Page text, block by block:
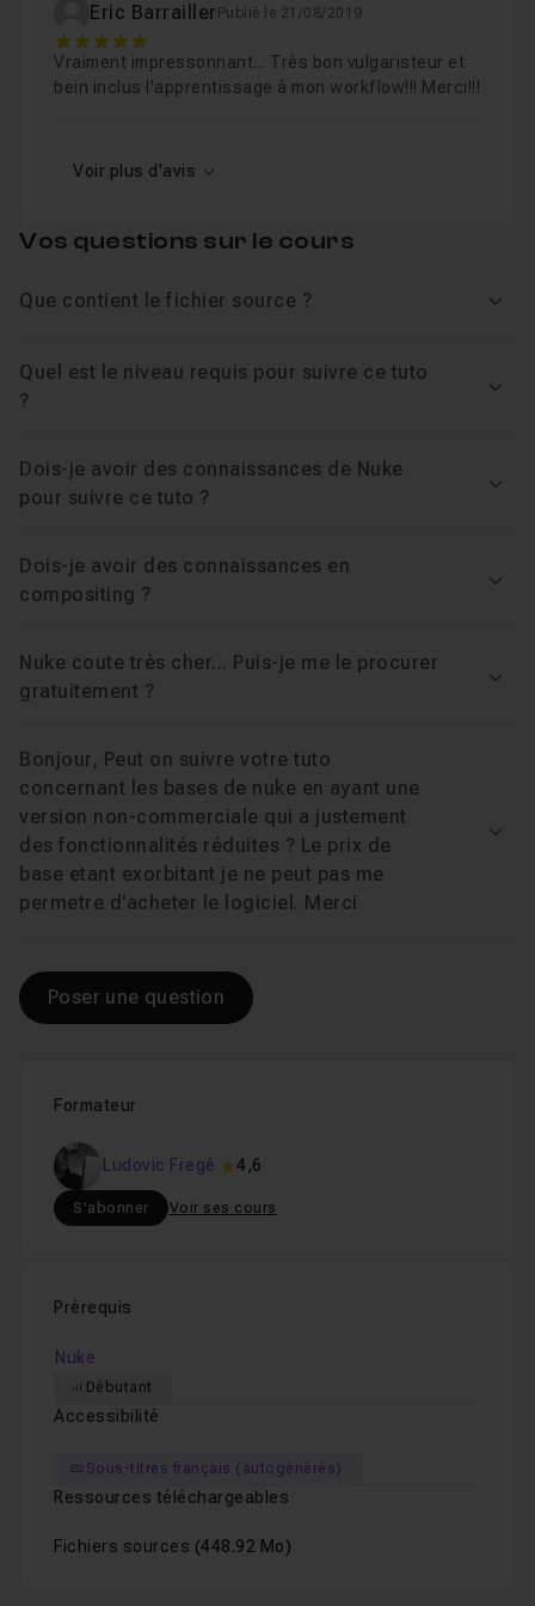
Eric Barrailler Publié le 21/08/2019
5
Vraiment impressonnant... Très bon vulgaristeur et
bein inclus l'apprentissage à mon workflow!!! Merci!!!
Voir plus d'avis
Formateur
Ludovic Fregé 4,6
S'abonner Voir ses cours
Prérequis
Nuke
Débutant
Accessibilité
Sous-titres français (autogénérés)
Ressources téléchargeables
Fichiers sources (448.92 Mo)
Vos questions sur le cours
Que contient le fichier source ?
Quel est le niveau requis pour suivre ce tuto
?
Dois-je avoir des connaissances de Nuke
pour suivre ce tuto ?
Dois-je avoir des connaissances en
compositing ?
Nuke coute très cher... Puis-je me le procurer
gratuitement ?
Bonjour, Peut on suivre votre tuto
concernant les bases de nuke en ayant une
version non-commerciale qui a justement
des fonctionnalités réduites ? Le prix de
base etant exorbitant je ne peut pas me
permetre d'acheter le logiciel. Merci
Poser une question